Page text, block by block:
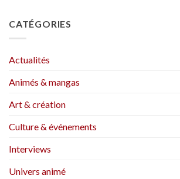
CATÉGORIES
Actualités
Animés & mangas
Art & création
Culture & événements
Interviews
Univers animé